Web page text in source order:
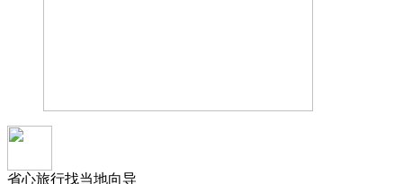
省心旅行找当地向导